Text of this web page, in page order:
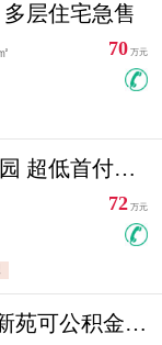
层住宅急售
70 万元
福海路 福海阳光花园 超低首付住宅急售
72 万元
松霞路北三路松霞新苑可公积金贷款北小区南北通透住宅急售